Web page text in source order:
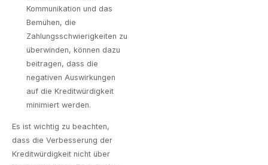
Kommunikation und das
Bemühen, die
Zahlungsschwierigkeiten zu
überwinden, können dazu
beitragen, dass die
negativen Auswirkungen
auf die Kreditwürdigkeit
minimiert werden.
Es ist wichtig zu beachten,
dass die Verbesserung der
Kreditwürdigkeit nicht über